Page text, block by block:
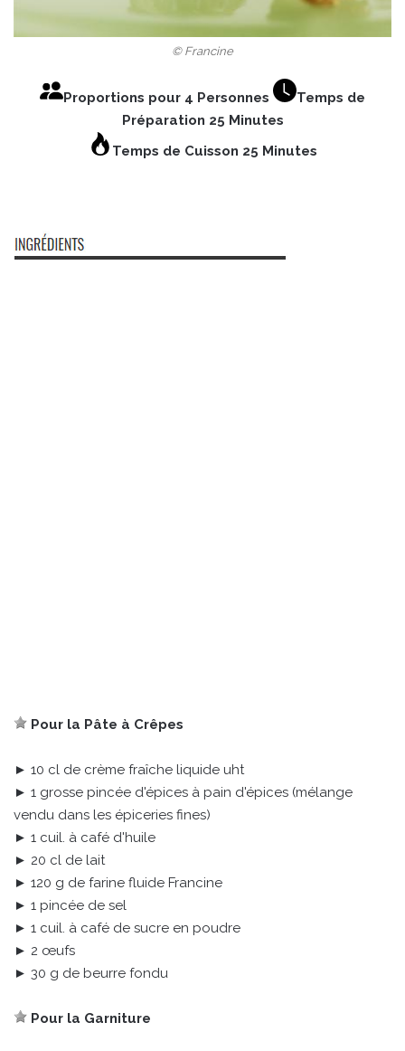
© Francine
Proportions pour 4 Personnes
Temps de
Préparation 25 Minutes
Temps de Cuisson 25 Minutes
Pour la Pâte à Crêpes
► 10 cl de crème fraîche liquide uht
► 1 grosse pincée d'épices à pain d'épices (mélange
vendu dans les épiceries fines)
► 1 cuil. à café d'huile
► 20 cl de lait
► 120 g de farine fluide Francine
► 1 pincée de sel
► 1 cuil. à café de sucre en poudre
► 2 œufs
► 30 g de beurre fondu
Pour la Garniture